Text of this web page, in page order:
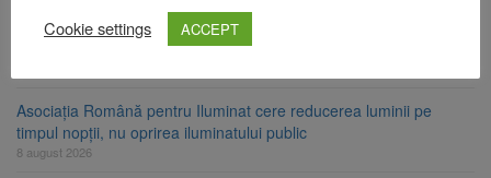
Ungaria renunță la apelul pentru reducerea consumului de
energie. Nivelul Dunării a început să crească
Asociația Română pentru Iluminat cere reducerea luminii pe
timpul nopții, nu oprirea iluminatului public
8 august 2026
Cookie settings
ACCEPT